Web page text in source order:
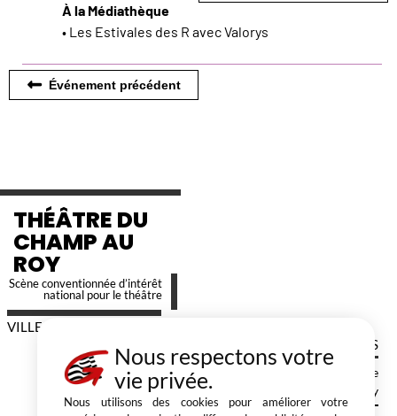
À la Médiathèque
• Les Estivales des R avec Valorys
Événement précédent
THÉÂTRE DU
CHAMP AU
ROY
Scène conventionnée d’intérêt
national pour le théâtre
VILLE DE GUINGAMP
RENSEIGNEMENTS
Pôle Culture-Patrimoine
Ville de Guingamp | Théâtre du Champ au Roy
Nous respectons votre
vie privée.
Nous utilisons des cookies pour améliorer votre